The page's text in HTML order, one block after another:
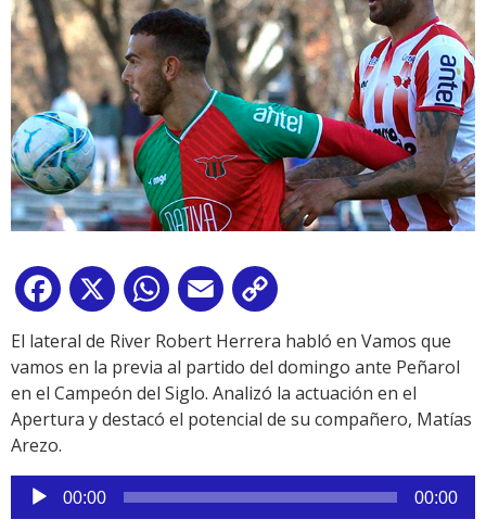
Facebook
X WhatsApp
Email
Link
El lateral de River Robert Herrera habló en Vamos que
vamos en la previa al partido del domingo ante Peñarol
en el Campeón del Siglo. Analizó la actuación en el
Apertura y destacó el potencial de su compañero, Matías
Arezo.
Reproductor
de
00:00 00:00